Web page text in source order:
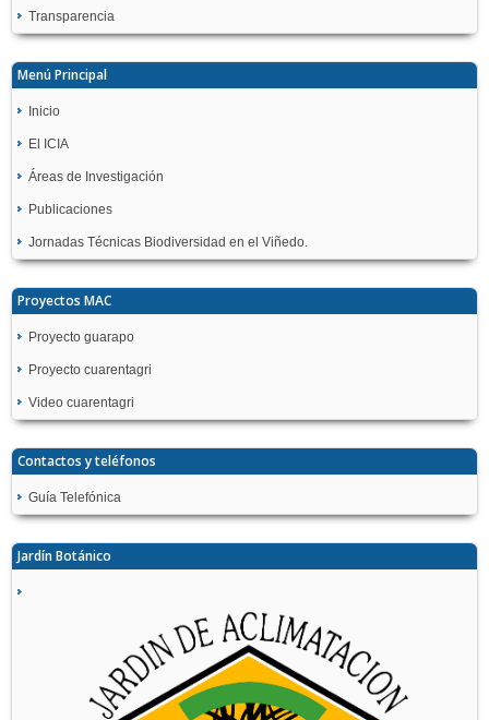
Transparencia
Menú Principal
Inicio
El ICIA
Áreas de Investigación
Publicaciones
Jornadas Técnicas Biodiversidad en el Viñedo.
Proyectos MAC
Proyecto guarapo
Proyecto cuarentagri
Video cuarentagri
Contactos y teléfonos
Guía Telefónica
Jardín Botánico